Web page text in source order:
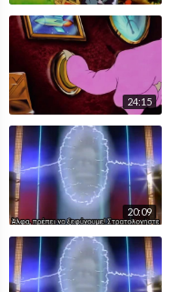
24:15
20:09